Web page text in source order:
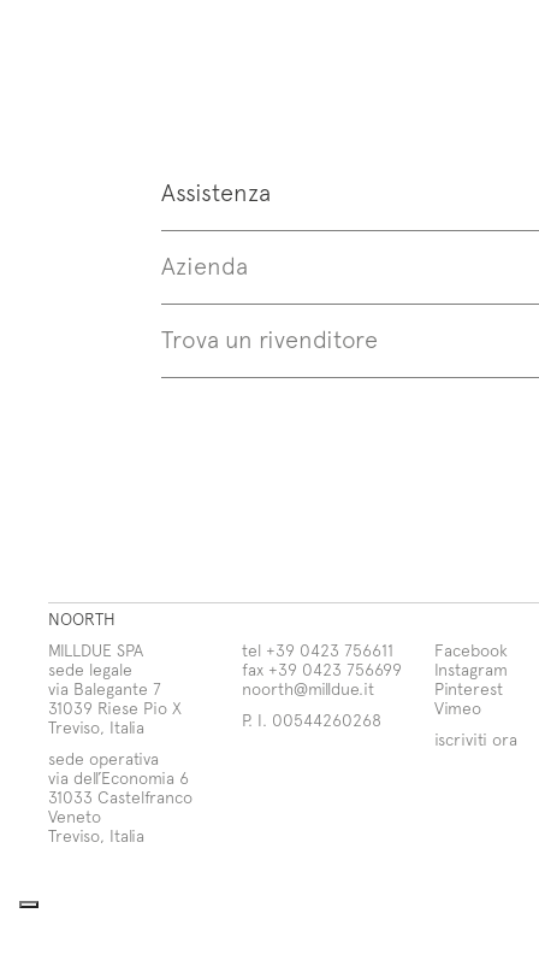
Assistenza
Azienda
Trova un rivenditore
NOORTH
MILLDUE SPA
sede legale
via Balegante 7
31039 Riese Pio X
Treviso, Italia
sede operativa
via dell’Economia 6
31033 Castelfranco
Veneto
Treviso, Italia
tel +39 0423 756611
fax +39 0423 756699
noorth@milldue.it
P. I. 00544260268
Facebook
Instagram
Pinterest
Vimeo
iscriviti ora